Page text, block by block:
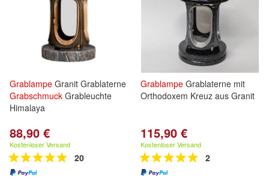
Grablampe Granit Grablaterne
Grabschmuck Grableuchte
Himalaya
88,90 €
Kostenloser Versand
20
Grablampe Grablaterne mit
Orthodoxem Kreuz aus Granit
115,90 €
Kostenloser Versand
2